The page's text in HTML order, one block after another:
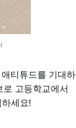
티튜드를 기대하
고등학교에서
세요!